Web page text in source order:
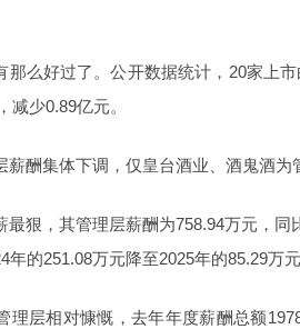
那么好过了。公开数据统计，20家上
减少0.89亿元。
薪酬集体下调，仅皇台酒业、酒鬼酒为
最狠，其管理层薪酬为758.94万元，同
年的251.08万元降至2025年的85.29万
理层相对慷慨，去年年度薪酬总额